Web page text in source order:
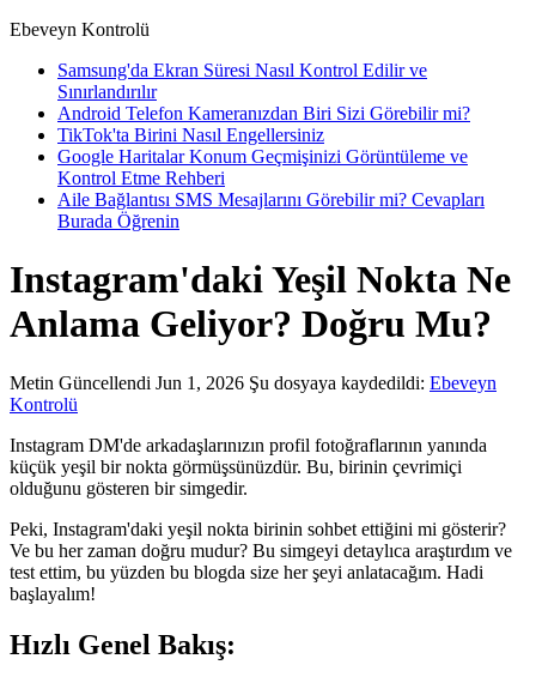
Ebeveyn Kontrolü
Samsung'da Ekran Süresi Nasıl Kontrol Edilir ve
Sınırlandırılır
Android Telefon Kameranızdan Biri Sizi Görebilir mi?
TikTok'ta Birini Nasıl Engellersiniz
Google Haritalar Konum Geçmişinizi Görüntüleme ve
Kontrol Etme Rehberi
Aile Bağlantısı SMS Mesajlarını Görebilir mi? Cevapları
Burada Öğrenin
Instagram'daki Yeşil Nokta Ne
Anlama Geliyor? Doğru Mu?
Metin Güncellendi Jun 1, 2026 Şu dosyaya kaydedildi: Ebeveyn
Kontrolü
Instagram DM'de arkadaşlarınızın profil fotoğraflarının yanında
küçük yeşil bir nokta görmüşsünüzdür. Bu, birinin çevrimiçi
olduğunu gösteren bir simgedir.
Peki, Instagram'daki yeşil nokta birinin sohbet ettiğini mi gösterir?
Ve bu her zaman doğru mudur? Bu simgeyi detaylıca araştırdım ve
test ettim, bu yüzden bu blogda size her şeyi anlatacağım. Hadi
başlayalım!
Hızlı Genel Bakış: